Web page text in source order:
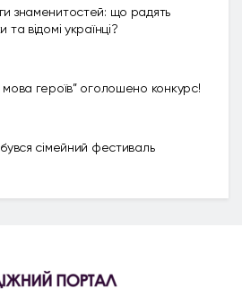
знаменитостей: що радять
та відомі українці?
мова героїв” оголошено конкурс!
сімейний фестиваль